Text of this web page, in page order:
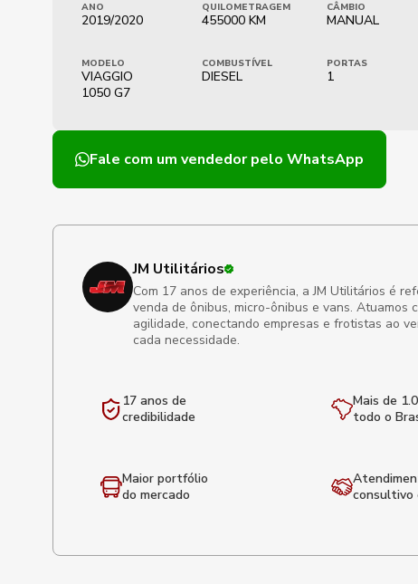
ANO
2019/2020
QUILOMETRAGEM
455000 KM
CÂMBIO
MANUAL
MODELO
VIAGGIO
1050 G7
COMBUSTÍVEL
DIESEL
PORTAS
1
Fale com um vendedorpelo WhatsApp
JM Utilitários
Com 17 anos de experiência, a JM Utilitários é
venda de ônibus, micro-ônibus e vans. Atuamos
agilidade, conectando empresas e frotistas ao
cada necessidade.
17 anos de
credibilidade
Mais de
todo o
Maior portfólio
do mercado
consultivo